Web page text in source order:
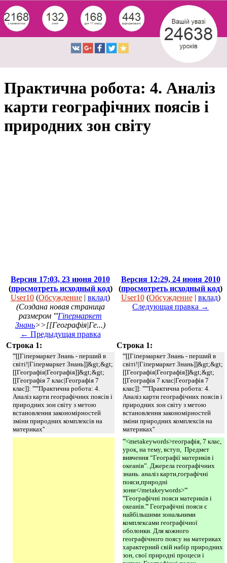
Практична робота: 4. Аналіз
карти географічних поясів і
природних зон світу
Версия 17:03, 23 июня 2010
(просмотреть исходный код)
User10 (Обсуждение | вклад)
(Создана новая страница
размером '''Гіпермаркет
Знань>>[[Географія|Ге...)
← Предыдущая правка
Версия 12:29, 24 июня 2010
(просмотреть исходный код)
User10 (Обсуждение| вклад)
Следующая правка →
Строка 1: Строка 1:
'''[[Гіпермаркет Знань - перший в
світі!|Гіпермаркет Знань]]&gt;&gt;
[[Географія|Географія]]&gt;&gt;
[[Географія 7 клас|Географія 7
клас]]: ''''''Практична робота: 4.
Аналіз карти географічних поясів і
природних зон світу з метою
встановлення закономірностей
зміни природних комплексів на
материках''
'''[[Гіпермаркет Знань - перший в
світі!|Гіпермаркет Знань]]&gt;&gt;
[[Географія|Географія]]&gt;&gt;
[[Географія 7 клас|Географія 7
клас]]: ''''''Практична робота: 4.
Аналіз карти географічних поясів і
природних зон світу з метою
встановлення закономірностей
зміни природних комплексів на
материках''
'''<metakeywords>географія, 7 клас,
урок, на тему, вступ, Предмет
вивчення “Географії материків і
океанів”. Джерела географічних
знань. аналіз карти,гографічні
пояси,природні
зони</metakeywords>'''
'''Географічні пояси материків і
океанів.''' Географічні пояси є
найбільшими зональними
комплексами географічної
оболонки. Для кожного
географічного поясу на материках
характерний свій набір природних
зон, свої природні процеси і